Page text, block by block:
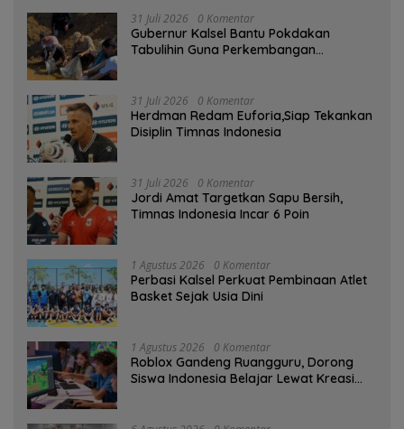
31 Juli 2026 0 Komentar
Gubernur Kalsel Bantu Pokdakan
Tabulihin Guna Perkembangan
31 Juli 2026 0 Komentar
Herdman Redam Euforia,Siap Tekankan
Disiplin Timnas Indonesia
31 Juli 2026 0 Komentar
Jordi Amat Targetkan Sapu Bersih,
Timnas Indonesia Incar 6 Poin
1 Agustus 2026 0 Komentar
Perbasi Kalsel Perkuat Pembinaan Atlet
Basket Sejak Usia Dini
1 Agustus 2026 0 Komentar
Roblox Gandeng Ruangguru, Dorong
Siswa Indonesia Belajar Lewat Kreasi